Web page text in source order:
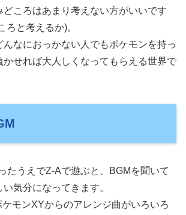
どころはあまり考えない方がいいです
ろと考えるか)。
なにおっかない人でもポケモンを持っ
かせれば大人しくなってもらえる世界で
たうえでZ-Aで遊ぶと、BGMを聞いて
気分になってきます。
モンXYからのアレンジ曲がいろいろ